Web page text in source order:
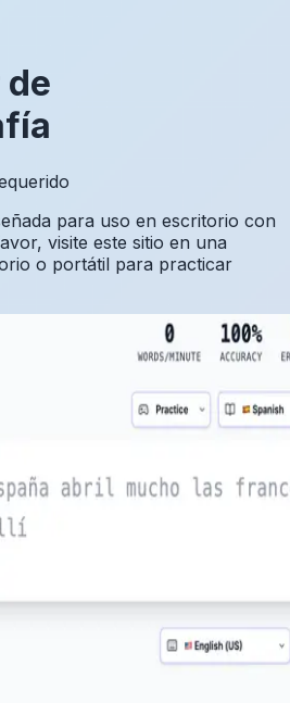
de
para uso en escritorio con
visite este sitio en una
o portátil para practicar